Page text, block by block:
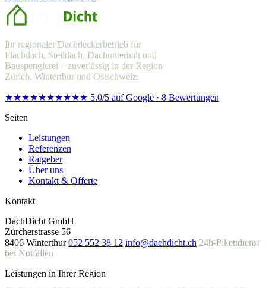
Ihr regionaler Dachdeckerbetrieb für
Flachdach, Steildach, Dachunterhalt und
Bauspenglerei – zuverlässig in der Region
Zürich, Winterthur und Ostschweiz.
★★★★★★★★★★ 5.0/5 auf Google · 8 Bewertungen
Seiten
Leistungen
Referenzen
Ratgeber
Über uns
Kontakt & Offerte
Kontakt
DachDicht GmbH
Zürcherstrasse 56
8406 Winterthur 052 552 38 12 info@dachdicht.ch 24h-Pikettdienst
bei Notfällen
Leistungen in Ihrer Region